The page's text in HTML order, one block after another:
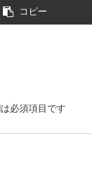
コピー
必須項目です